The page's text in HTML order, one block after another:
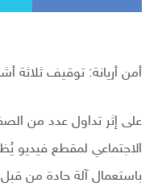
أمن أريانة: توقيف ثلاثة
على إثر تداول عدد من
الاجتماعي لمقطع فيديو
باستعمال آلة حادة من